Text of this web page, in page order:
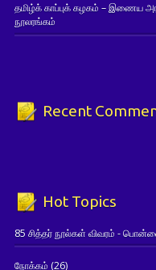
தமிழ்க் காப்புக் கழகம் – இணைய
நூலரங்கம்
Recent
Hot Topics
85 சித்தர் நூல்கள் விவரம் -
நோக்கம் (26)